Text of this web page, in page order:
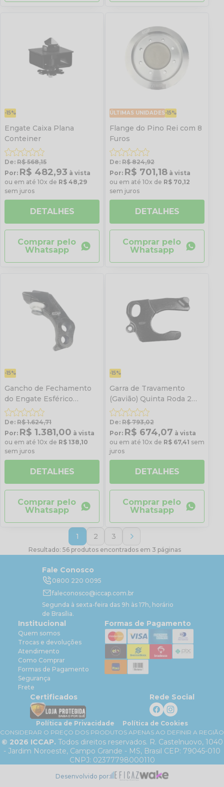
-15%
Engate Caixa Plana
Conteiner
De: R$ 568,15
Por: R$ 482,93 à vista
ou em até 10x de R$ 48,29
sem juros
DETALHES
Comprar pelo
Whatsapp
ÚLTIMAS UNIDADES-15%
Flange do Pino Rei com 8
Furos
De: R$ 824,92
Por: R$ 701,18 à vista
ou em até 10x de R$ 70,12
sem juros
DETALHES
Comprar pelo
Whatsapp
-15%
Gancho de Fechamento
do Engate Esférico
JB90W
De: R$ 1.624,71
Por: R$ 1.381,00 à vista
ou em até 10x de R$ 138,10
sem juros
DETALHES
Comprar pelo
Whatsapp
-15%
Garra de Travamento
(Gavião) Quinta Roda 2
Jost
De: R$ 793,02
Por: R$ 674,07 à vista
ou em até 10x de R$ 67,41 sem
juros
DETALHES
Comprar pelo
Whatsapp
Resultado: 56 produtos encontrados em 3 páginas
1 2 3
Fale Conosco
0800 220 0095
faleconosco@iccap.com.br
Segunda à sexta-feira das 9h às 17h, horário
de Brasília.
Institucional
Quem somos
Trocas e devoluções
Atendimento
Como Comprar
Formas de Pagamento
Segurança
Frete
Formas de Pagamento
Certificados Rede Social
Política de Privacidade
Política de Cookies
CONSIDERAR O PREÇO DOS PRODUTOS APENAS AO DEFINIR A REGIÃO
© 2026 ICCAP. Todos direitos reservados. R. Castelnuovo, 1040
- Jardim Noroeste, Campo Grande - MS, Brasil CEP: 79045-010
CNPJ: 02377798000110
Desenvolvido por: